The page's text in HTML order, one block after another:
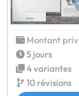
Montant
5 jours
4 variantes
10 révisions